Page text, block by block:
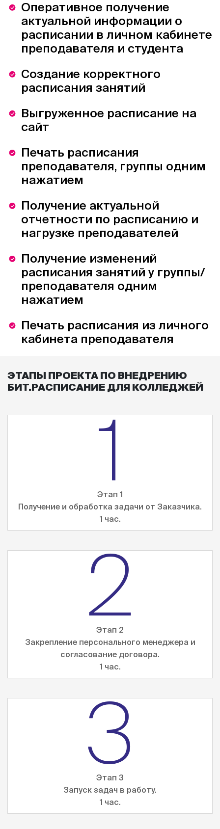
Оперативное получение
актуальной информации о
расписании в личном кабинете
преподавателя и студента
Создание корректного
расписания занятий
Выгруженное расписание на
сайт
Печать расписания
преподавателя, группы одним
нажатием
Получение актуальной
отчетности по расписанию и
нагрузке преподавателей
Получение изменений
расписания занятий у группы/
преподавателя одним
нажатием
Печать расписания из личного
кабинета преподавателя
ЭТАПЫ ПРОЕКТА ПО ВНЕДРЕНИЮ
БИТ.РАСПИСАНИЕ ДЛЯ КОЛЛЕДЖЕЙ
1
Этап 1
Получение и обработка задачи от Заказчика.
1 час.
2
Этап 2
Закрепление персонального менеджера и
согласование договора.
1 час.
3
Этап 3
Запуск задач в работу.
1 час.